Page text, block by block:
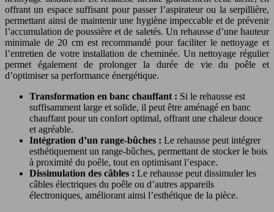
offrant un espace suffisant pour passer l’aspirateur ou la serpillière,
permettant ainsi de maintenir une hygiène impeccable et de prévenir
l’accumulation de poussière et de saletés. Un rehausse d’une hauteur
minimale de 20 cm est recommandé pour faciliter le nettoyage et
l’entretien de votre installation de cheminée. Un nettoyage régulier
permet également de prolonger la durée de vie du poêle et
d’optimiser sa performance énergétique.
Transformation en banc chauffant : Si le rehausse est
suffisamment large et solide, il peut être aménagé en banc
chauffant pour un confort optimal, offrant une chaleur douce
et agréable.
Intégration d’un range-bûches : Le rehausse peut intégrer
esthétiquement un range-bûches, permettant de stocker le bois
à proximité du poêle, tout en optimisant l’espace.
Dissimulation des câbles : Le rehausse peut dissimuler les
câbles électriques du poêle ou d’autres appareils
électroniques, améliorant ainsi l’esthétique de la pièce.